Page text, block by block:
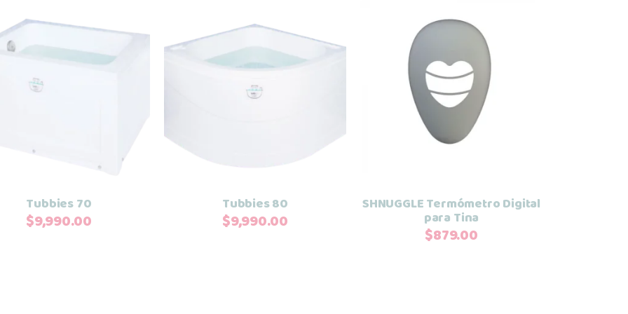
Añadir al carrito
Tubbies 70
$9,990.00
Añadir al carrito
Tubbies 80
$9,990.00
Añadir al carrito
SHNUGGLE Termómetro Digital
para Tina
$879.00